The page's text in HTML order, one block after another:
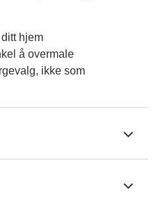
hjem
å overmale
ikke som